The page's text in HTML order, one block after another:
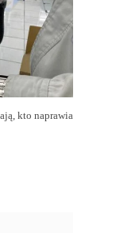
kto naprawia